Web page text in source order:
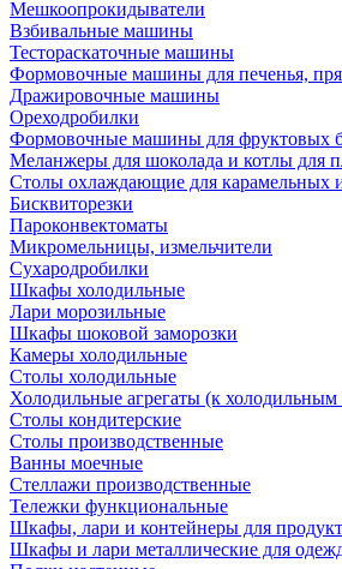
Мешкоопрокидыватели
Взбивальные машины
Тестораскаточные машины
Формовочные машины для печенья,
Дражировочные машины
Ореходробилки
Формовочные машины для фруктовых
Меланжеры для шоколада и котлы для
Столы охлаждающие для карамельных
Бисквиторезки
Пароконвектоматы
Микромельницы, измельчители
Сухародробилки
Шкафы холодильные
Лари морозильные
Шкафы шоковой заморозки
Камеры холодильные
Столы холодильные
Холодильные агрегаты (к холодильным
Столы кондитерские
Столы производственные
Ванны моечные
Стеллажи производственные
Тележки функциональные
Шкафы, лари и контейнеры для
Шкафы и лари металлические для